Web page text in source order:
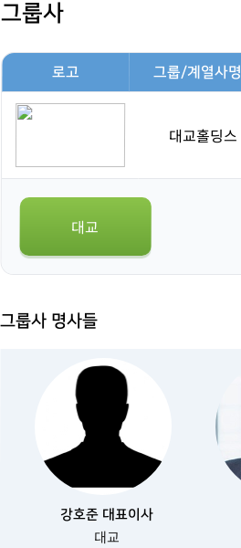
그룹사
로고 그룹/계열사명
대교홀딩스
대교
그룹사 명사들
강호준 대표이사
대교